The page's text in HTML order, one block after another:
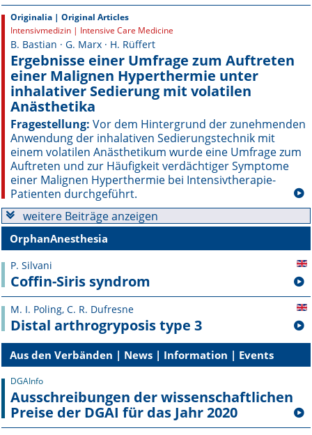
Kongresskalender
Originalia | Original Articles
Intensivmedizin | Intensive Care Medicine
B. Bastian · G. Marx · H. Rüffert
Ergebnisse einer Umfrage zum Auftreten
einer Malignen Hyperthermie unter
inhalativer Sedierung mit volatilen
Anästhetika
Fragestellung: Vor dem Hintergrund der zunehmenden
Anwendung der inhalativen Sedierungstechnik mit
einem volatilen Anästhetikum wurde eine Umfrage zum
Auftreten und zur Häufigkeit verdächtiger Symptome
einer Malignen Hyperthermie bei Intensivtherapie-
Patienten durchgeführt.
weitere Beiträge anzeigen
OrphanAnesthesia
P. Silvani
Coffin-Siris syndrom
M. I. Poling, C. R. Dufresne
Distal arthrogryposis type 3
Aus den Verbänden | News | Information | Events
DGAInfo
Ausschreibungen der wissenschaftlichen
Preise der DGAI für das Jahr 2020